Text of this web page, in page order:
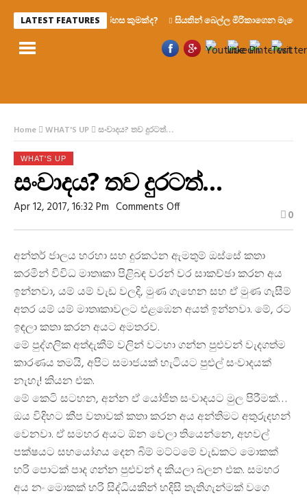
LATEST FEATURESරහස කුමක්ද? සියතින් බෙල්ල මිරිකාගෙන මැරෙන්න
Home WHAT'S UP සංවාදය? තව දුරටත්…
WHAT'S UP
සංවාදය? තව දුරටත්…
Apr 12, 2017, 16:32 Pm Comments OffOn
තව
0
අන්තර් ජාලය හරහා සහ දුරකථන ඇමතුම් ඔස්සේ කතා
කරමින් විවිධ මාතෘකා පිළිබඳ වරන් වර සාකච්ඡා කරන අය
ඉන්නවා, යම් යම් වැඩ වලදි, මුණ ගැහෙන සහ ඒ මුණ ගැසීම්
අතර යම් යම් මාතෘකාවලට එළඹෙන අයත් ඉන්නවා. මේ, රට
ඉඳලා කතා කරන අයට අමතරව.
මේ පුද්ගලික අත්දැකීම් වලින් වටහා ගන්න පුළුවන් වැදගත්ම
කාරණය තමයි, අපිට සමාජයක් හැටියට පුළුල් සංවාදයක්
නැහැ! කියන එක.
මේ කෙටි සටහන, අන්න ඒ යෝජිත සංවාදයට මුල පිරීමක්…
ඔය විදිහට කීප වතාවක් කතා කරන අය අන්තිමට අතුරුදහන්
වෙනවා. ඒ සමහර අයට ඕන වෙලා තියෙන්නෙ, අහවල්
පක්ෂයට සහයෝගය දෙන බිම් මට්ටමේ වැඩකට මොකක්
හරි පොටක් පාද ගන්න පුළුවන් ද කියලා බලන එක. සමහර
අය නං මොකක් හරි සිද්ධියකින් හදිසි තැතිගැන්මක් වගෙ